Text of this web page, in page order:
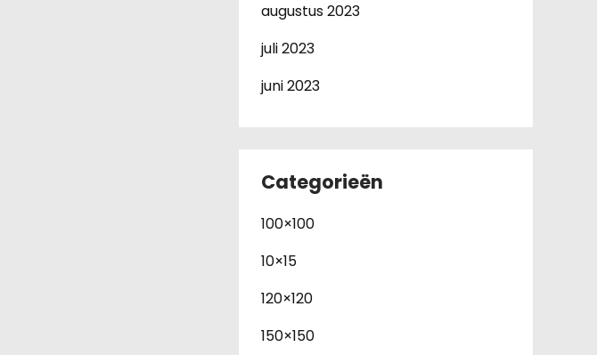
augustus 2023
juli 2023
juni 2023
Categorieën
100×100
10×15
120×120
150×150